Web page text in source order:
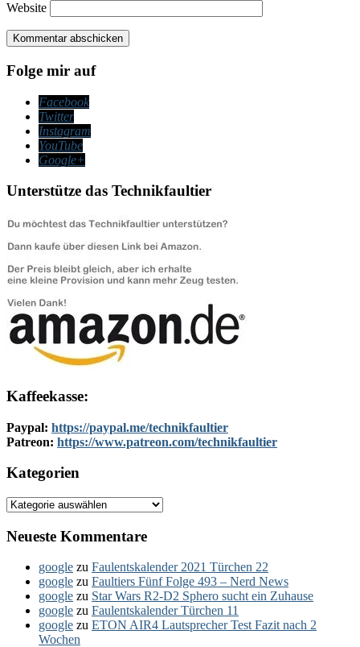
Website
Folge mir auf
Facebook
Twitter
Instagram
YouTube
Google+
Unterstütze das Technikfaultier
Kaffeekasse:
Paypal: https://paypal.me/technikfaultier
Patreon: https://www.patreon.com/technikfaultier
Kategorien
Kategorien
Neueste Kommentare
google zu Faulentskalender 2021 Türchen 22
google zu Faultiers Fünf Folge 493 – Nerd News
google zu Star Wars R2-D2 Sphero sucht ein Zuhause
google zu Faulentskalender Türchen 11
google zu ETON AIR4 Lautsprecher Test Fazit nach 2
Wochen